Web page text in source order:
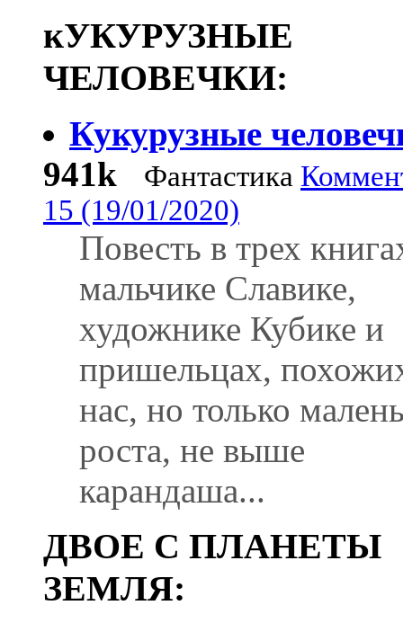
кУКУРУЗНЫЕ
ЧЕЛОВЕЧКИ:
Кукурузные
941k
Фантастика
15 (19/01/2020)
Повесть в трех
мальчике Славике,
художнике Кубике и
пришельцах,
нас, но только
роста, не выше
карандаша...
ДВОЕ С ПЛАНЕТЫ
ЗЕМЛЯ: